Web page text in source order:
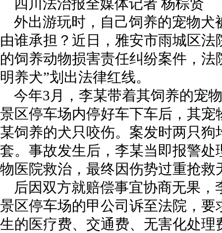
四川法治报全媒体记者 杨棕贤
外出游玩时，自己饲养的宠物
由谁承担？近日，雅安市雨城区法
的饲养动物损害责任纠纷案件，
明养犬”划出法律红线。
今年3月，李某带着其饲养的宠
景区停车场内停好车下车后，其
某饲养的犬只咬伤。案发时两只
套。事故发生后，李某当即报警
物医院救治，最终因伤势过重抢救
后因双方就赔偿事宜协商无果
景区停车场的甲公司诉至法院，
生的医疗费、交通费、无害化处理